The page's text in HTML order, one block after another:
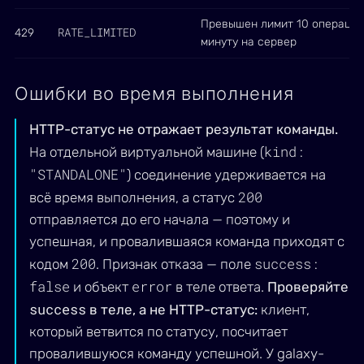
429 RATE_LIMITED
Превышен лимит 10
минуту на сервер
Ошибки во время выполнения
HTTP-статус не отражает результат команды.
На отдельной виртуальной машине (kind:
"STANDALONE") соединение удерживается на
всё время выполнения, а статус 200
отправляется до его начала — поэтому и
успешная, и провалившаяся команда приходят с
кодом 200. Признак отказа — поле success:
false и объект error в теле ответа. Проверяйте
success в теле, а не HTTP-статус: клиент,
который ветвится по статусу, посчитает
провалившуюся команду успешной. У galaxy-